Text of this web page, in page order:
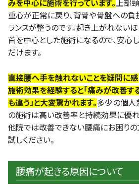
みを中心に施術を行っています。上部
重心が正常に戻り、背骨や骨盤への
ランスが整うのです。起き上がれない
首を中心とした施術になるので、安心
だけます。
直接腰へ手を触れないことを疑問に感
施術効果を経験すると「痛みが改善す
も違う」と大変驚かれます。多少の個人
の施術は高い改善率と持続効果に優れ
他院では改善できない腰痛にお困りの
試しください。
腰痛が起きる原因について